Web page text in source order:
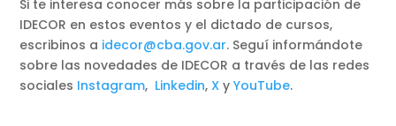
Si te interesa conocer más sobre la participación de
IDECOR en estos eventos y el dictado de cursos,
escribinos a idecor@cba.gov.ar. Seguí informándote
sobre las novedades de IDECOR a través de las redes
sociales Instagram, Linkedin, X yYouTube.